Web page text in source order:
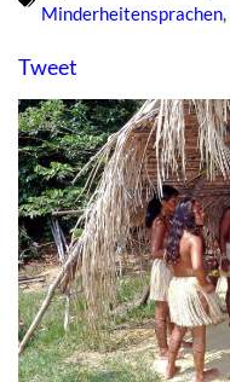
Minderheitensprachen,
Tweet